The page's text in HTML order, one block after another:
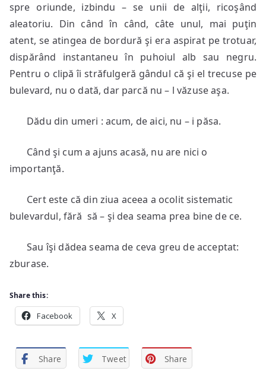
spre oriunde, izbindu – se unii de alţii, ricoşând
aleatoriu. Din când în când, câte unul, mai puţin
atent, se atingea de bordură şi era aspirat pe trotuar,
dispărând instantaneu în puhoiul alb sau negru.
Pentru o clipă îi străfulgeră gândul că şi el trecuse pe
bulevard, nu o dată, dar parcă nu – l văzuse aşa.
Dădu din umeri : acum, de aici, nu – i păsa.
Când şi cum a ajuns acasă, nu are nici o
importanţă.
Cert este că din ziua aceea a ocolit sistematic
bulevardul, fără să – şi dea seama prea bine de ce.
Sau îşi dădea seama de ceva greu de acceptat:
zburase.
Share this:
Facebook X
Share Tweet Share